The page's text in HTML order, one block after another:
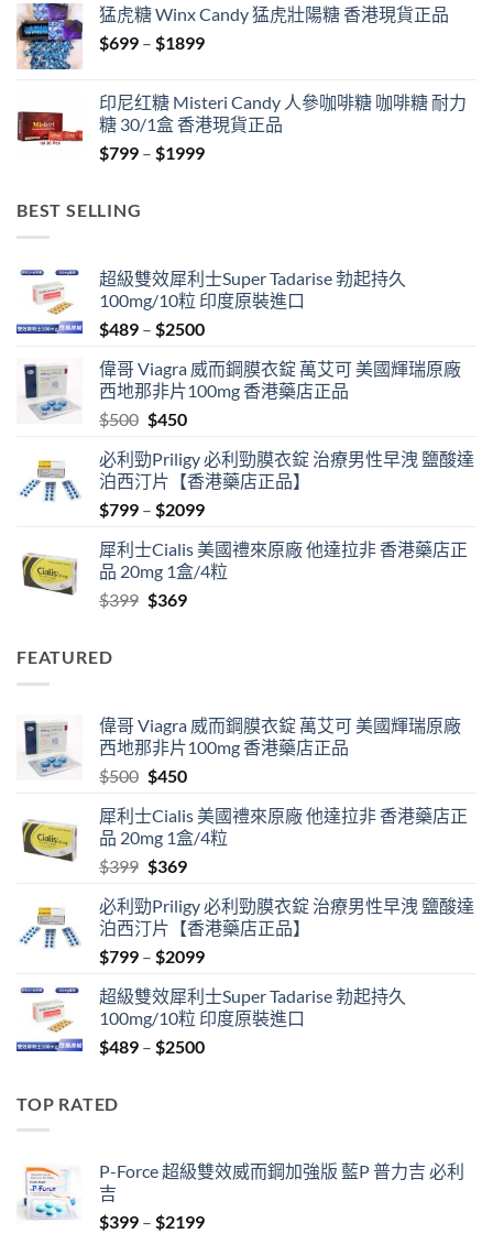
through
$1849
猛虎糖 Winx Candy 猛虎壯陽糖 香港現貨正品
$699 – $1899Price
through
$1899
印尼红糖 Misteri Candy 人參咖啡糖 咖啡糖 耐力
糖 30/1盒 香港現貨正品
$799 – $1999Price
BEST SELLING
超級雙效犀利士Super Tadarise 勃起持久
100mg/10粒 印度原裝進口
$489 – $2500Price
$489
through
偉哥 Viagra 威而鋼膜衣錠 萬艾可 美國輝瑞原廠
西地那非片100mg 香港藥店正品
$500 Original
was:
$500.
$450Current
is:
$450.
必利勁Priligy 必利勁膜衣錠 治療男性早洩 鹽酸達
泊西汀片【香港藥店正品】
$799 – $2099Price
$799
through
犀利士Cialis 美國禮來原廠 他達拉非 香港藥店正
品 20mg 1盒/4粒
$399 Original
$369Current
FEATURED
偉哥 Viagra 威而鋼膜衣錠 萬艾可 美國輝瑞原廠
西地那非片100mg 香港藥店正品
$500 Original
was:
$500.
$450Current
is:
$450.
犀利士Cialis 美國禮來原廠 他達拉非 香港藥店正
品 20mg 1盒/4粒
$399 Original
was:
$399.
$369Current
is:
$369.
必利勁Priligy 必利勁膜衣錠 治療男性早洩 鹽酸達
泊西汀片【香港藥店正品】
$799 – $2099Price
$799
through
$2099
超級雙效犀利士Super Tadarise 勃起持久
100mg/10粒 印度原裝進口
$489 – $2500Price
TOP RATED
P-Force 超級雙效威而鋼加強版 藍P 普力吉 必利
吉
$399 – $2199Price